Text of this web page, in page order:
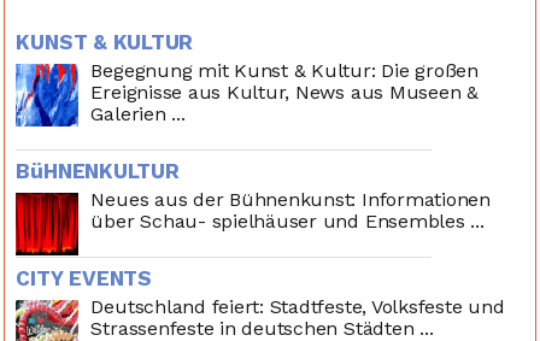
KUNST & KULTUR
Begegnung mit Kunst & Kultur: Die großen
Ereignisse aus Kultur, News aus Museen &
Galerien ...
BüHNENKULTUR
Neues aus der Bühnenkunst: Informationen
über Schau- spielhäuser und Ensembles ...
CITY EVENTS
Deutschland feiert: Stadtfeste, Volksfeste und
Strassenfeste in deutschen Städten ...